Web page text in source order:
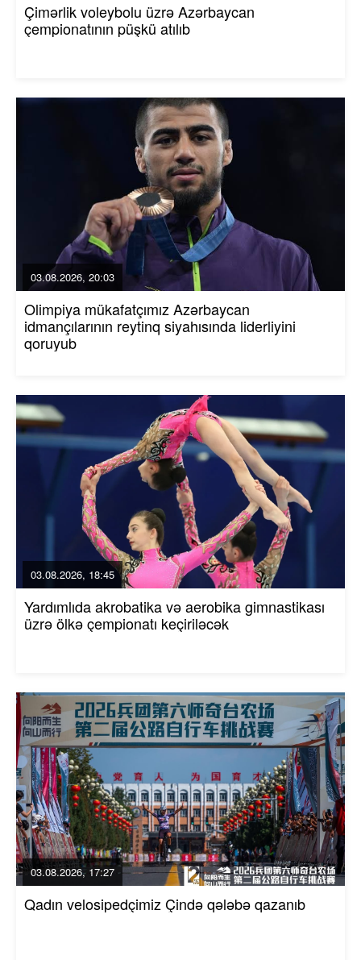
Çimərlik voleybolu üzrə Azərbaycan
çempionatının püşkü atılıb
03.08.2026, 20:03
Olimpiya mükafatçımız Azərbaycan
idmançılarının reytinq siyahısında liderliyini
qoruyub
03.08.2026, 18:45
Yardımlıda akrobatika və aerobika gimnastikası
üzrə ölkə çempionatı keçiriləcək
03.08.2026, 17:27
Qadın velosipedçimiz Çində qələbə qazanıb